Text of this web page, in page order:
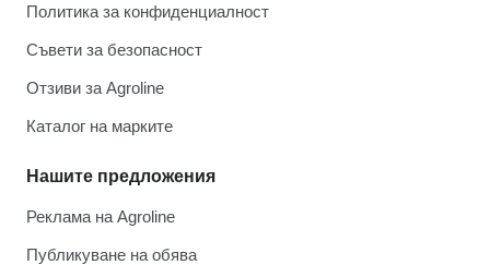
Политика за конфиденциалност
Съвети за безопасност
Отзиви за Agroline
Каталог на марките
Нашите предложения
Реклама на Agroline
Публикуване на обява